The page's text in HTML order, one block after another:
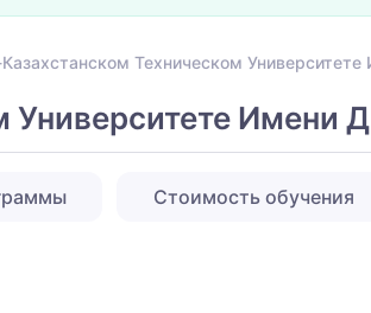
Техническом
Университете Имени
Стоимость обучения